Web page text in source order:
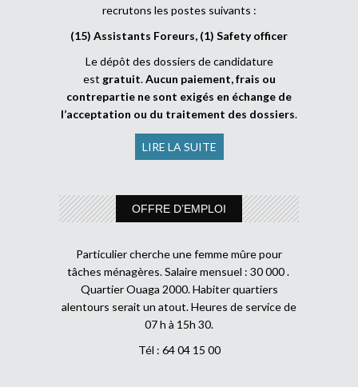
recrutons les postes suivants :
(15) Assistants Foreurs, (1) Safety officer
Le dépôt des dossiers de candidature
est gratuit.Aucun paiement, frais ou
contrepartie ne sont exigés en échange de
l’acceptation ou du traitement des dossiers.
LIRE LA SUITE
OFFRE D’EMPLOI
Particulier cherche une femme mûre pour
tâches ménagères. Salaire mensuel : 30 000 .
Quartier Ouaga 2000. Habiter quartiers
alentours serait un atout. Heures de service de
07 h à 15h 30.
Tél : 64 04 15 00